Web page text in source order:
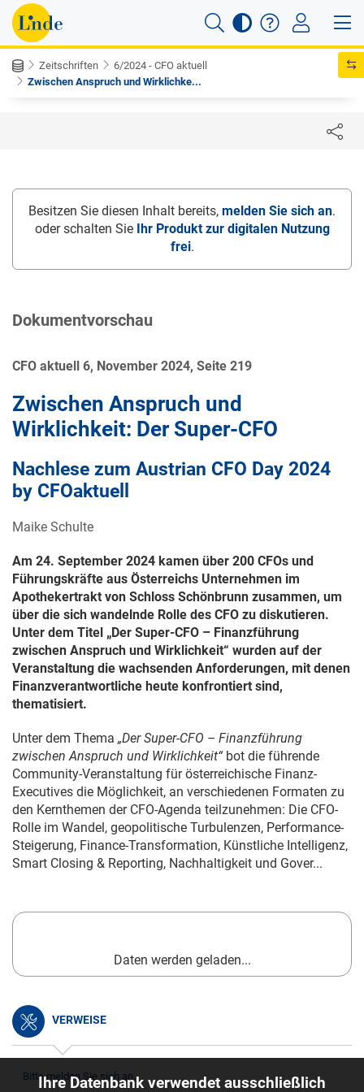
Zeitschriften
6/2024 - CFO aktuell
Zwischen Anspruch und Wirklichke...
Besitzen Sie diesen Inhalt bereits, melden Sie sich an.
oder schalten Sie Ihr Produkt zur digitalen Nutzung
frei.
Dokumentvorschau
CFO aktuell 6, November 2024, Seite 219
Zwischen Anspruch und
Wirklichkeit: Der Super-CFO
Nachlese zum Austrian CFO Day 2024
by CFOaktuell
Maike Schulte
Am 24. September 2024 kamen über 200 CFOs und
Führungskräfte aus Österreichs Unternehmen im
Apothekertrakt von Schloss Schönbrunn zusammen, um
über die sich wandelnde Rolle des CFO zu diskutieren.
Unter dem Titel „Der Super-CFO – Finanzführung
zwischen Anspruch und Wirklichkeit“ wurden auf der
Veranstaltung die wachsenden Anforderungen, mit denen
Finanzverantwortliche heute konfrontiert sind,
thematisiert.
Unter dem Thema „Der Super-CFO – Finanzführung
zwischen Anspruch und Wirklichkeit“bot die führende
Community-Veranstaltung für österreichische Finanz-
Executives die Möglichkeit, an verschiedenen Formaten zu
den Kernthemen der CFO-Agenda teilzunehmen: Die CFO-
Rolle im Wandel, geopolitische Turbulenzen, Performance-
Steigerung, Finance-Transformation, Künstliche Intelligenz,
Smart Closing & Reporting, Nachhaltigkeit und Gover...
Daten werden geladen...
VERWEISE
Bitte melden Sie sich an.
Ihre Datenbank verwendet ausschließlich